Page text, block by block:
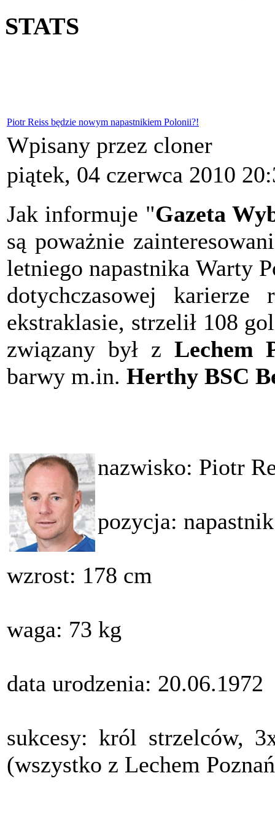
STATS
Piotr Reiss będzie nowym napastnikiem Polonii?!
Wpisany przez cloner
piątek, 04 czerwca 2010
Jak informuje "Gazeta
są poważnie
letniego napastnika Warty
dotychczasowej
ekstraklasie, strzelił 108
związany był z Lechem
barwy m.in. Herthy BSC
nazwisko: Piotr
pozycja: napastnik
wzrost: 178 cm
waga: 73 kg
data urodzenia: 20.06.1972
sukcesy: król strzelców,
(wszystko z Lechem